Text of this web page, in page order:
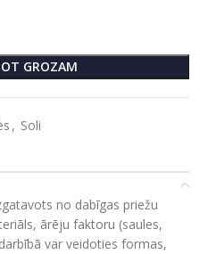
GROZAM
, Soli
no dabīgas priežu
ārēju faktoru (saules,
var veidoties formas,